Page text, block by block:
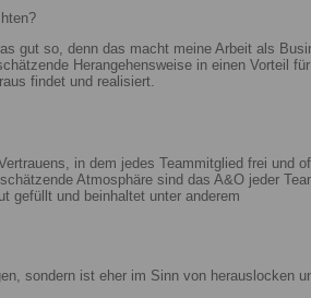
gut so, denn das macht meine Arbeit als
Herangehensweise in einen Vorteil
findet und realisiert.
in dem jedes Teammitglied frei und
Atmosphäre sind das A&O jeder
gefüllt und beinhaltet unter anderem
sondern ist eher im Sinn von herauslocken